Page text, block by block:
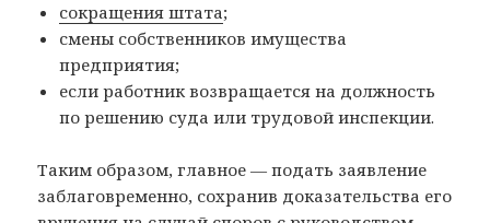
сокращения штата;
смены собственников имущества
предприятия;
если работник возвращается на должность
по решению суда или трудовой инспекции.
Таким образом, главное — подать заявление
заблаговременно, сохранив доказательства его